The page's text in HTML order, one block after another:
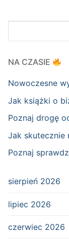
NA CZASIE
Nowoczesne
Jak książki o
Poznaj drogę
Jak skutecznie
Poznaj
sierpień 2026
lipiec 2026
czerwiec 2026